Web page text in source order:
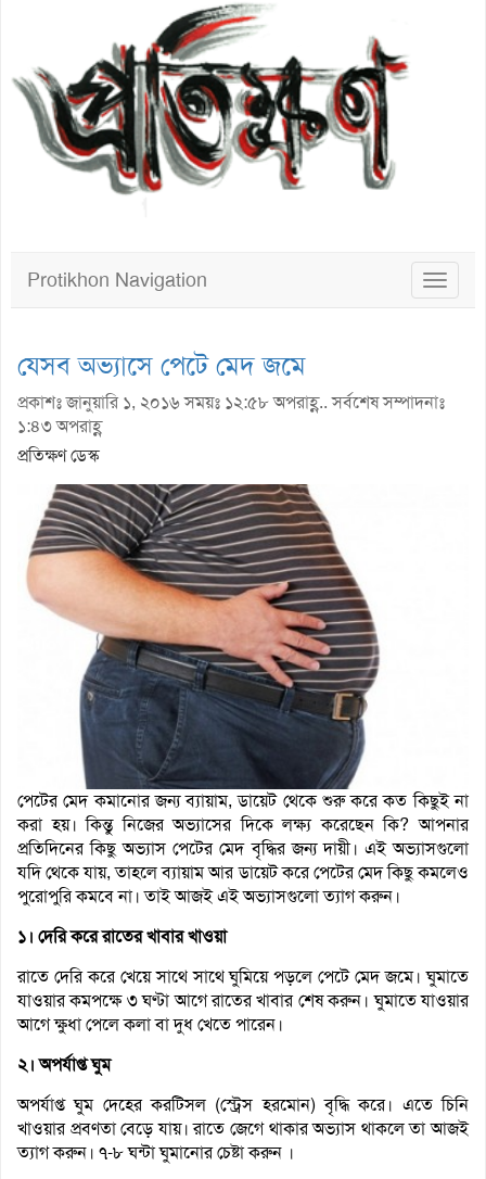
Toggle
Protikhon Navigation
যেসব অভ্যাসে পেটে মেদ জমে
প্রকাশঃ জানুয়ারি ১, ২০১৬ সময়ঃ ১২:৫৮ অপরাহ্ণ.. সর্বশেষ সম্পাদনাঃ
১:৪৩ অপরাহ্ণ
প্রতিক্ষণ ডেস্ক
পেটের মেদ কমানোর জন্য ব্যায়াম, ডায়েট থেকে শুরু করে কত কিছুই না
করা হয়। কিন্তু নিজের অভ্যাসের দিকে লক্ষ্য করেছেন কি? আপনার
প্রতিদিনের কিছু অভ্যাস পেটের মেদ বৃদ্ধির জন্য দায়ী। এই অভ্যাসগুলো
যদি থেকে যায়, তাহলে ব্যায়াম আর ডায়েট করে পেটের মেদ কিছু কমলেও
পুরোপুরি কমবে না। তাই আজই এই অভ্যাসগুলো ত্যাগ করুন।
১। দেরি করে রাতের খাবার খাওয়া
রাতে দেরি করে খেয়ে সাথে সাথে ঘুমিয়ে পড়লে পেটে মেদ জমে। ঘুমাতে
যাওয়ার কমপক্ষে ৩ ঘণ্টা আগে রাতের খাবার শেষ করুন। ঘুমাতে যাওয়ার
আগে ক্ষুধা পেলে কলা বা দুধ খেতে পারেন।
২। অপর্যাপ্ত ঘুম
অপর্যাপ্ত ঘুম দেহের করটিসল (স্ট্রেস হরমোন) বৃদ্ধি করে। এতে চিনি
খাওয়ার প্রবণতা বেড়ে যায়। রাতে জেগে থাকার অভ্যাস থাকলে তা আজই
ত্যাগ করুন। ৭-৮ ঘন্টা ঘুমানোর চেষ্টা করুন ।